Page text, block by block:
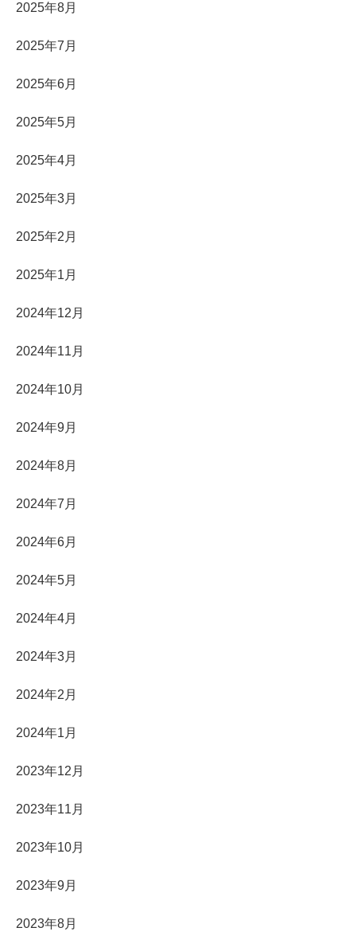
2025年8月
2025年7月
2025年6月
2025年5月
2025年4月
2025年3月
2025年2月
2025年1月
2024年12月
2024年11月
2024年10月
2024年9月
2024年8月
2024年7月
2024年6月
2024年5月
2024年4月
2024年3月
2024年2月
2024年1月
2023年12月
2023年11月
2023年10月
2023年9月
2023年8月